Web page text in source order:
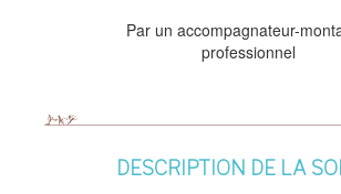
Par un accompagnateur-
professionnel
DESCRIPTION DE LA